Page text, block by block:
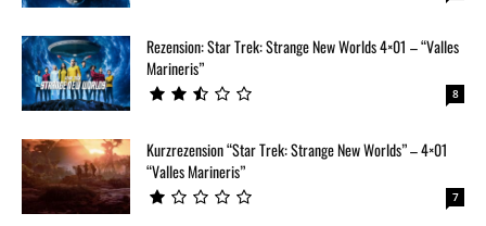
Rezension: Star Trek: Strange New Worlds 4×01 – “Valles
Marineris”
8
Kurzrezension “Star Trek: Strange New Worlds” – 4×01
“Valles Marineris”
7